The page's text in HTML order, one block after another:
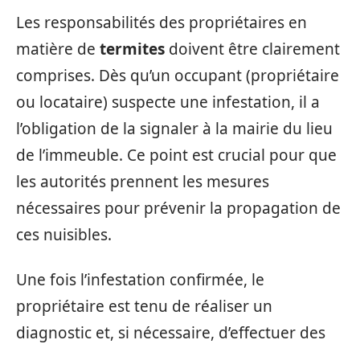
Les responsabilités des propriétaires en
matière de termites doivent être clairement
comprises. Dès qu’un occupant (propriétaire
ou locataire) suspecte une infestation, il a
l’obligation de la signaler à la mairie du lieu
de l’immeuble. Ce point est crucial pour que
les autorités prennent les mesures
nécessaires pour prévenir la propagation de
ces nuisibles.
Une fois l’infestation confirmée, le
propriétaire est tenu de réaliser un
diagnostic et, si nécessaire, d’effectuer des